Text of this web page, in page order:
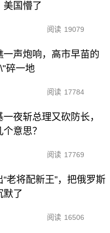
美国懵了
阅读 19079
一声炮响，高市早苗的
碎一地
阅读 17784
夜斩总理又砍防长，
意思？
阅读 17769
“老将配新王”，把俄罗斯
默了
阅读 16506